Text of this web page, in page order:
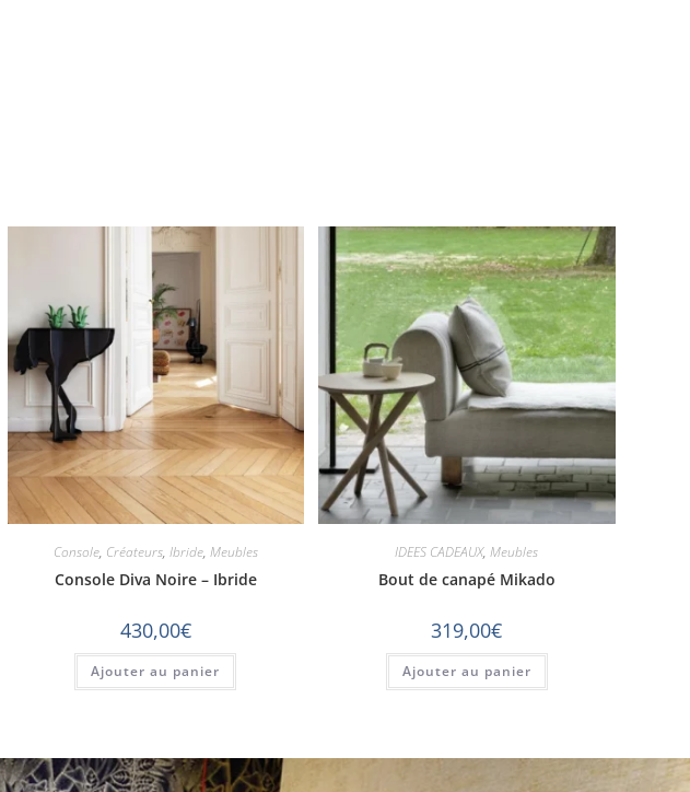
Console, Créateurs, Ibride, Meubles
Console Diva Noire – Ibride
430,00€
Ajouter au panier
IDEES CADEAUX,Meubles
Bout de canapé Mikado
319,00€
Ajouter au panier